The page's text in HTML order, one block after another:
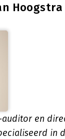
Hoogstra
auditor en
in